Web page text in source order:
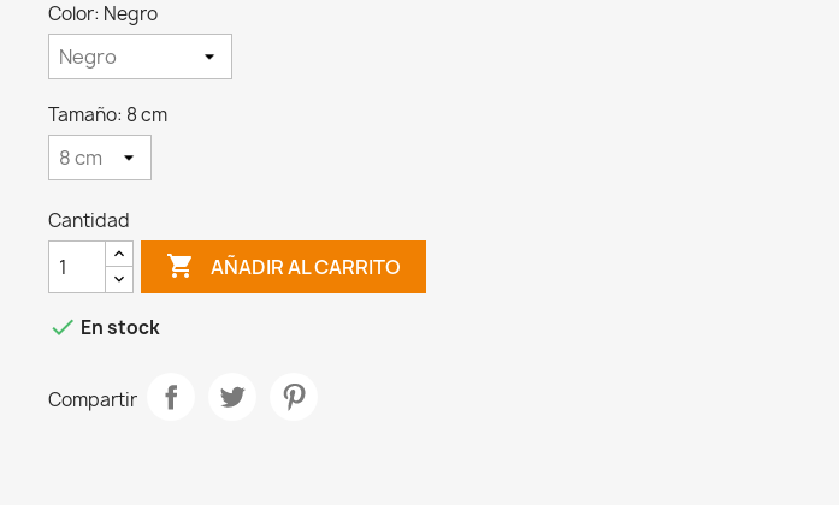
Color: Negro
Tamaño: 8 cm
Cantidad
 AÑADIR AL CARRITO
 En stock
Compartir